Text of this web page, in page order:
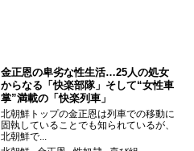
金正恩の卑劣な性生活…25人の処女
からなる「快楽部隊」そして“女性車
掌”満載の「快楽列車」
北朝鮮トップの金正恩は列車での移動に
固執していることでも知られているが、
北朝鮮で...